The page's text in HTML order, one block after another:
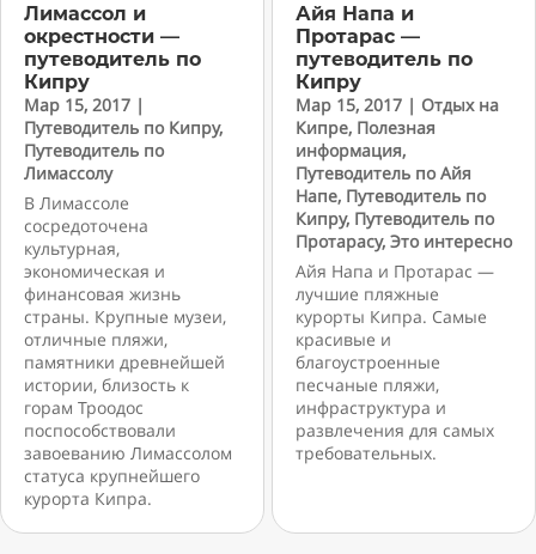
Лимассол и
окрестности —
путеводитель по
Кипру
Мар 15, 2017 |
Путеводитель по Кипру,
Путеводитель по
Лимассолу
В Лимассоле
сосредоточена
культурная,
экономическая и
финансовая жизнь
страны. Крупные музеи,
отличные пляжи,
памятники древнейшей
истории, близость к
горам Троодос
поспособствовали
завоеванию Лимассолом
статуса крупнейшего
курорта Кипра.
Айя Напа и
Протарас —
путеводитель по
Кипру
Мар 15, 2017 | Отдых на
Кипре, Полезная
информация,
Путеводитель по Айя
Напе, Путеводитель по
Кипру, Путеводитель по
Протарасу, Это интересно
Айя Напа и Протарас —
лучшие пляжные
курорты Кипра. Самые
красивые и
благоустроенные
песчаные пляжи,
инфраструктура и
развлечения для самых
требовательных.